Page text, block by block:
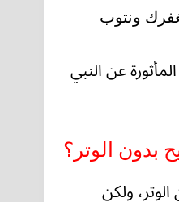
ونتوب
عن النبي
بدون الوتر؟
الوتر، ولكن